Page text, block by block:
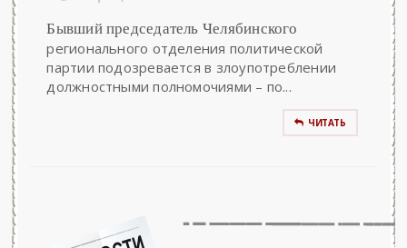
Бывший председатель Челябинского
регионального отделения политической
партии подозревается в злоупотреблении
должностными полномочиями – по...
ЧИТАТЬ